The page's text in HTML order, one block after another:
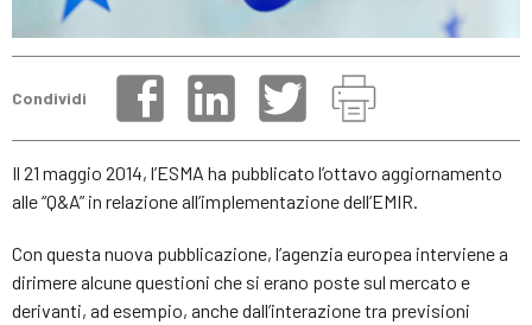
Condividi
Il 21 maggio 2014, l’ESMA ha pubblicato l’ottavo aggiornamento
alle “Q&A” in relazione all’implementazione dell’EMIR.
Con questa nuova pubblicazione, l’agenzia europea interviene a
dirimere alcune questioni che si erano poste sul mercato e
derivanti, ad esempio, anche dall’interazione tra previsioni